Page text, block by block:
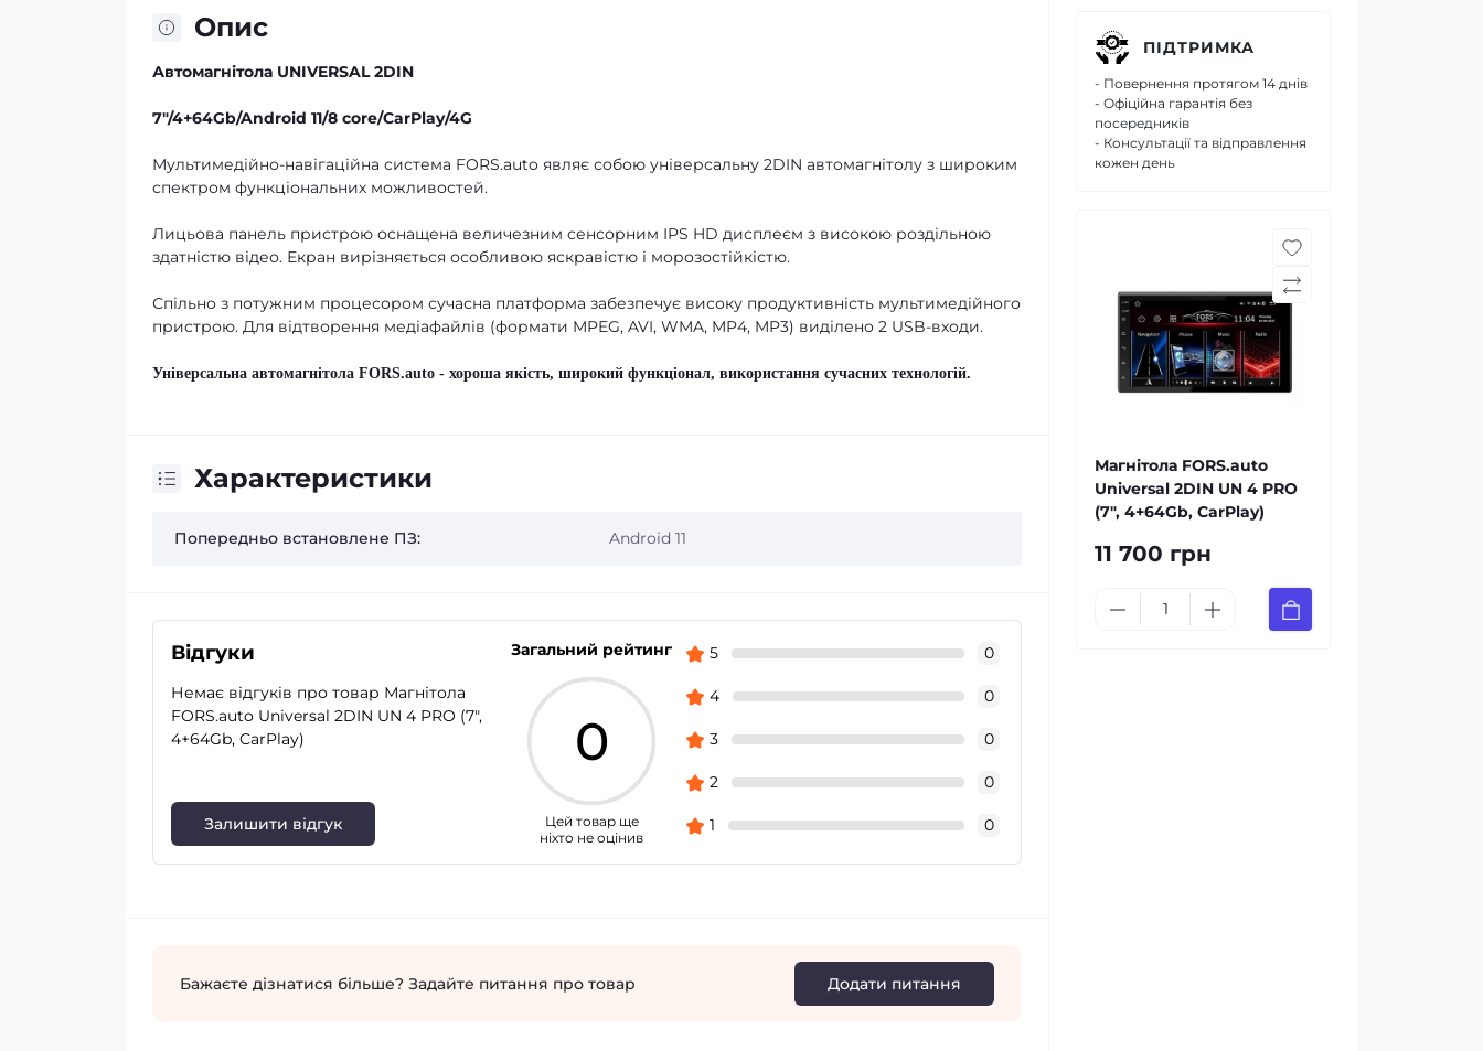
Опис
Автомагнітола UNIVERSAL 2DIN
7"/4+64Gb/Android 11/8 core/CarPlay/4G
Мультимедійно-навігаційна система FORS.auto являє собою універсальну 2DIN автомагнітолу з широким
спектром функціональних можливостей.
Лицьова панель пристрою оснащена величезним сенсорним IPS HD дисплеєм з високою роздільною
здатністю відео. Екран вирізняється особливою яскравістю і морозостійкістю.
Спільно з потужним процесором сучасна платформа забезпечує високу продуктивність мультимедійного
пристрою. Для відтворення медіафайлів (формати MPEG, AVI, WMA, MP4, MP3) виділено 2 USB-входи.
Універсальна автомагнітола FORS.auto - хороша якість, широкий функціонал, використання сучасних технологій.
Характеристики
Попередньо встановлене ПЗ: Android 11
Відгуки
Немає відгуків про товар Магнітола
FORS.auto Universal 2DIN UN 4 PRO (7",
4+64Gb, CarPlay)
Залишити відгук
Загальний рейтинг
0
Цей товар ще
ніхто не оцінив
5 0
4 0
3 0
2 0
1 0
Бажаєте дізнатися більше? Задайте питання про товар Додати питання
ПІДТРИМКА
- Повернення протягом 14 днів
- Офіційна гарантія без
посередників
- Консультації та відправлення
кожен день
Магнітола FORS.auto
Universal 2DIN UN 4 PRO
(7", 4+64Gb, CarPlay)
11 700 грн